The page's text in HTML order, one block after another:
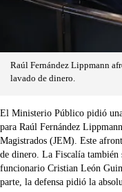
Raúl Fernández Lippmann
lavado de dinero.
El Ministerio Público pidió
para Raúl Fernández
Magistrados (JEM). Este
de dinero. La Fiscalía también
funcionario Cristian León
parte, la defensa pidió la